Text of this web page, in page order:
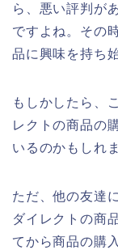
ら、悪い評判が
ですよね。その
品に興味を持ち
もしかしたら、
レクトの商品の
いるのかもしれ
ただ、他の友達
ダイレクトの商
てから商品の購